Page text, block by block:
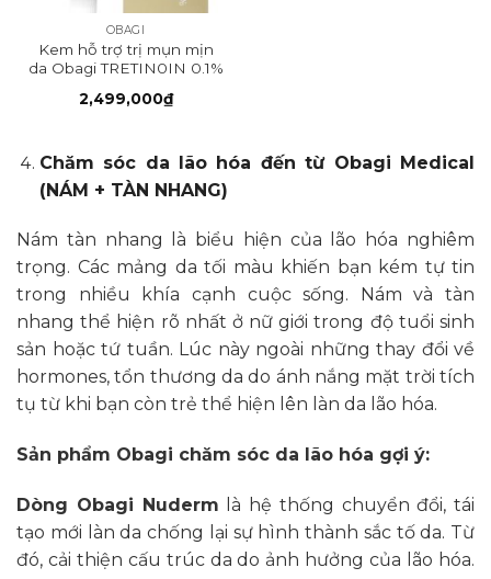
OBAGI
Kem hỗ trợ trị mụn mịn
da Obagi TRETIN0IN 0.1%
2,499,000₫
Chăm sóc da lão hóa đến từ Obagi Medical
(NÁM + TÀN NHANG)
Nám tàn nhang là biểu hiện của lão hóa nghiêm
trọng. Các mảng da tối màu khiến bạn kém tự tin
trong nhiều khía cạnh cuộc sống. Nám và tàn
nhang thể hiện rõ nhất ở nữ giới trong độ tuổi sinh
sản hoặc tứ tuần. Lúc này ngoài những thay đổi về
hormones, tổn thương da do ánh nắng mặt trời tích
tụ từ khi bạn còn trẻ thể hiện lên làn da lão hóa.
Sản phẩm Obagi chăm sóc da lão hóa gợi ý:
Dòng Obagi Nuderm là hệ thống chuyển đổi, tái
tạo mới làn da chống lại sự hình thành sắc tố da. Từ
đó, cải thiện cấu trúc da do ảnh hưởng của lão hóa.